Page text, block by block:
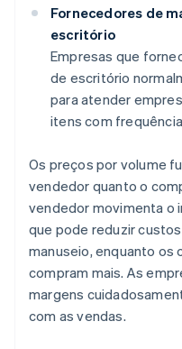
Fornecedores de
escritório
Empresas que
de escritório
para atender
itens com
Os preços por volume
vendedor quanto o
vendedor movimenta o
que pode reduzir
manuseio, enquanto os
compram mais. As
margens
com as vendas.